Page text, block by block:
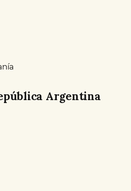
Argentina